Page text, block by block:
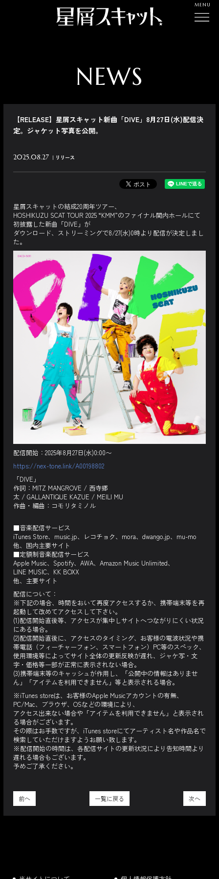
MENU
NEWS
【RELEASE】星屑スキャット新曲「DIVE」8月27日(水)配信決
定。ジャケット写真を公開。
2025.08.27 リリース
星屑スキャットの結成20周年ツアー、
HOSHIKUZU SCAT TOUR 2025 “KMM”のファイナル関内ホールにて
初披露した新曲「DIVE」が
ダウンロード、ストリーミングで8/27(水)0時より配信が決定しまし
た。
配信開始：2025年8月27日(水)0:00〜
https://nex-tone.link/A00198802
「DIVE」
作詞：MITZ MANGROVE / 西寺郷
太 / GALLANTIQUE KAZUE / MEILI MU
作曲・編曲：コモリタミノル
■音楽配信サービス
iTunes Store、music.jp、レコチョク、mora、dwango.jp、mu-mo
他、国内主要サイト
■定額制音楽配信サービス
Apple Music、Spotify、AWA、Amazon Music Unlimited、
LINE MUSIC、KK BOXX
他、主要サイト
配信について：
※下記の場合、時間をおいて再度アクセスするか、携帯端末等を再
起動して改めてアクセスして下さい。
(1)配信開始直後等、アクセスが集中しサイトへつながりにくい状況
にある場合。
(2)配信開始直後に、アクセスのタイミング、お客様の電波状況や携
帯電話（フィーチャーフォン、スマートフォン）PC等のスペック、
使用環境等によってサイト全体の更新反映が遅れ、ジャケ写・文
字・価格等一部が正常に表示されない場合。
(3)携帯端末等のキャッシュが作用し、「公開中の情報はありませ
ん」「アイテムを利用できません」等と表示される場合。
※iTunes storeは、お客様のApple Musicアカウントの有無、
PC/Mac、ブラウザ、OSなどの環境により、
アクセス出来ない場合や「アイテムを利用できません」と表示され
る場合がございます。
その際はお手数ですが、iTunes storeにてアーティスト名や作品名で
検索していただけますようお願い致します。
※配信開始の時間は、各配信サイトの更新状況により告知時間より
遅れる場合もございます。
予めご了承ください。
前へ 一覧に戻る 次へ